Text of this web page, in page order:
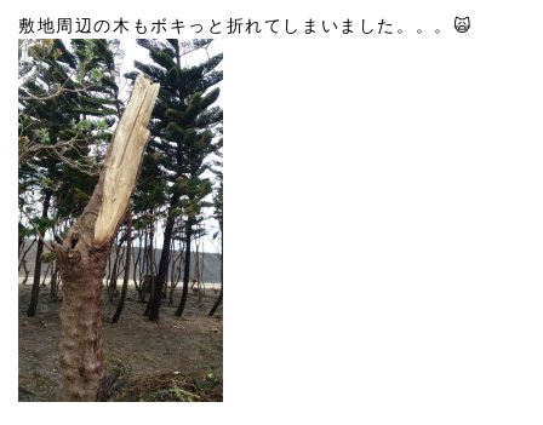
敷地周辺の木もボキっと折れてしまいました。。。🙀